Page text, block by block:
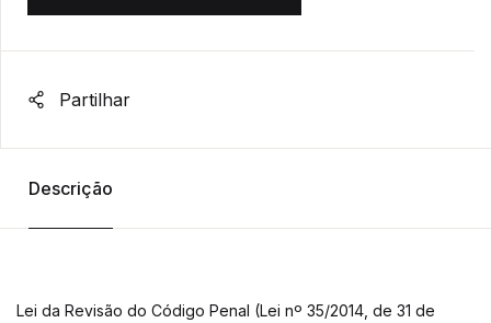
Partilhar
Descrição
Lei da Revisão do Código Penal (Lei nº 35/2014, de 31 de